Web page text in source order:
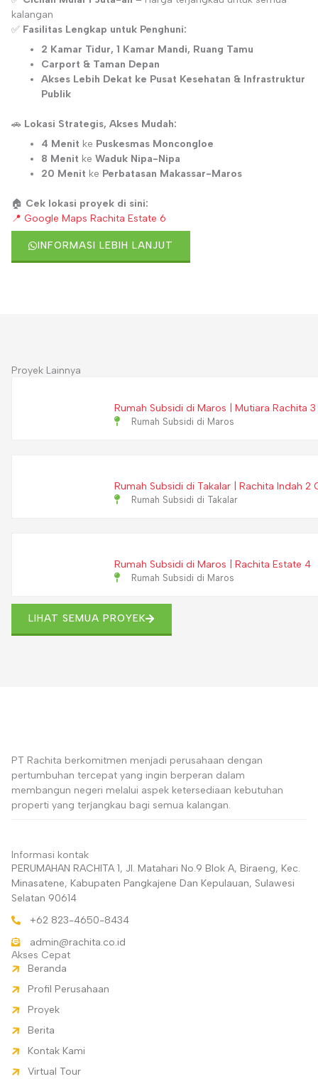
kalangan
✅ Fasilitas Lengkap untuk Penghuni:
2 Kamar Tidur, 1 Kamar Mandi, Ruang Tamu
Carport & Taman Depan
Akses Lebih Dekat ke Pusat Kesehatan & Infrastruktur
Publik
🚗 Lokasi Strategis, Akses Mudah:
4 Menit ke Puskesmas Moncongloe
8 Menit ke Waduk Nipa-Nipa
20 Menit ke Perbatasan Makassar-Maros
🏠 Cek lokasi proyek di sini:
📍 Google Maps Rachita Estate 6
INFORMASI LEBIH LANJUT
Proyek Lainnya
Rumah Subsidi di Maros | Mutiara Rachita 3
Rumah Subsidi di Maros
Rumah Subsidi di Takalar | Rachita Indah 2
Rumah Subsidi di Takalar
Rumah Subsidi di Maros | Rachita Estate 4
Rumah Subsidi di Maros
LIHAT SEMUA PROYEK
PT Rachita berkomitmen menjadi perusahaan dengan
pertumbuhan tercepat yang ingin berperan dalam
membangun negeri melalui aspek ketersediaan kebutuhan
properti yang terjangkau bagi semua kalangan.
Informasi kontak
PERUMAHAN RACHITA 1, Jl. Matahari No.9 Blok A, Biraeng, Kec.
Minasatene, Kabupaten Pangkajene Dan Kepulauan, Sulawesi
Selatan 90614
+62 823-4650-8434
admin@rachita.co.id
Akses Cepat
Beranda
Profil Perusahaan
Proyek
Berita
Kontak Kami
Virtual Tour